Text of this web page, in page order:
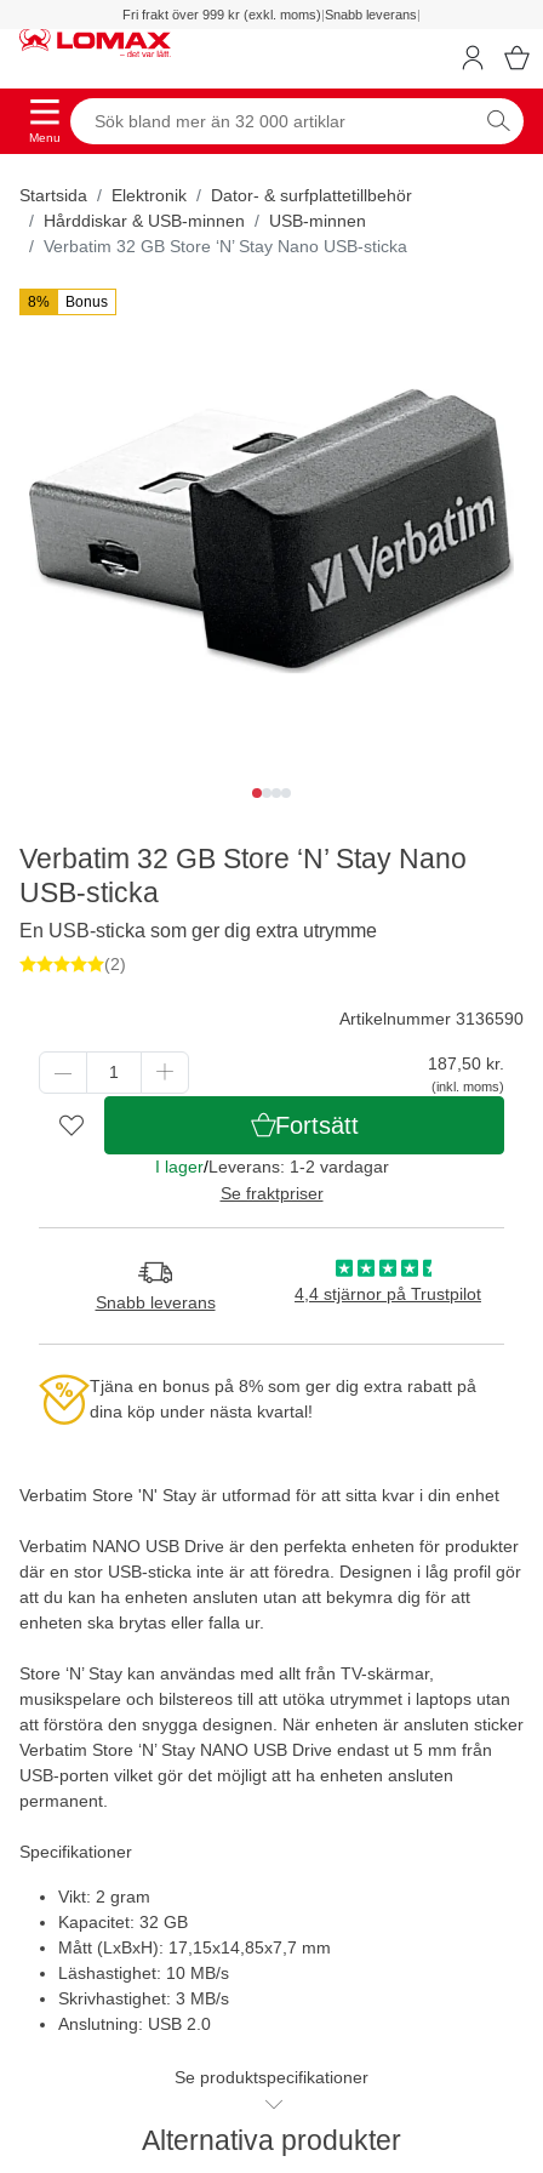
Fri frakt över 999 kr (exkl. moms)|Snabb leverans|
Menu
Startsida Elektronik
Dator- & surfplattetillbehör
Hårddiskar & USB-minnen
USB-minnen
Verbatim 32 GB Store ‘N’ Stay Nano USB-sticka
8% Bonus
Verbatim Store 'N' Stay är utformad för att sitta kvar i din enhet
Verbatim NANO USB Drive är den perfekta enheten för produkter
där en stor USB-sticka inte är att föredra. Designen i låg profil gör
att du kan ha enheten ansluten utan att bekymra dig för att
enheten ska brytas eller falla ur.
Store ‘N’ Stay kan användas med allt från TV-skärmar,
musikspelare och bilstereos till att utöka utrymmet i laptops utan
att förstöra den snygga designen. När enheten är ansluten sticker
Verbatim Store ‘N’ Stay NANO USB Drive endast ut 5 mm från
USB-porten vilket gör det möjligt att ha enheten ansluten
permanent.
Specifikationer
Vikt: 2 gram
Kapacitet: 32 GB
Mått (LxBxH): 17,15x14,85x7,7 mm
Läshastighet: 10 MB/s
Skrivhastighet: 3 MB/s
Anslutning: USB 2.0
Se produktspecifikationer
Artikelnummer 3136590
187,50 kr.
(inkl. moms)
Fortsätt
I lager/Leverans: 1-2 vardagar
Se fraktpriser
Snabb leverans 4,4 stjärnor på Trustpilot
Tjäna en bonus på 8% som ger dig extra rabatt på
dina köp under nästa kvartal!
Verbatim 32 GB Store ‘N’ Stay Nano
USB-sticka
En USB-sticka som ger dig extra utrymme
(2)
Alternativa produkter